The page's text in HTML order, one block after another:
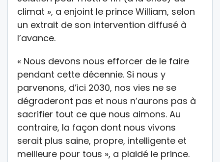
climat », a enjoint le prince William, selon
un extrait de son intervention diffusé à
l’avance.
« Nous devons nous efforcer de le faire
pendant cette décennie. Si nous y
parvenons, d’ici 2030, nos vies ne se
dégraderont pas et nous n’aurons pas à
sacrifier tout ce que nous aimons. Au
contraire, la façon dont nous vivons
serait plus saine, propre, intelligente et
meilleure pour tous », a plaidé le prince.